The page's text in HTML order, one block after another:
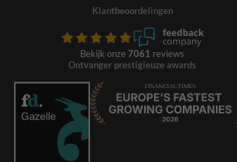
Klantbeoordelingen
Bekijk onze 7061 reviews
Ontvanger prestigieuze awards